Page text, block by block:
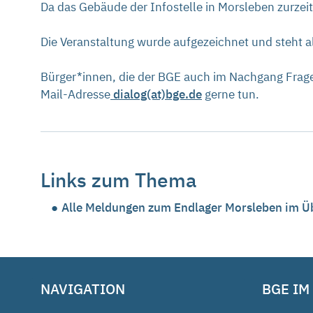
Da das Gebäude der Infostelle in Morsleben
Die Veranstaltung wurde aufgezeichnet und steht
Bürger*innen, die der BGE auch im Nachgang
Mail-Adressedialog(at)bge.de gerne tun.
Links zum Thema
Alle Meldungen zum Endlager Morsleben im
NAVIGATION BGE